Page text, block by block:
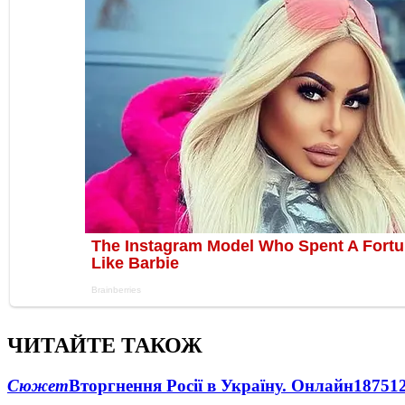
ЧИТАЙТЕ ТАКОЖ
СюжетВторгнення Росії в Україну. Онлайн1875